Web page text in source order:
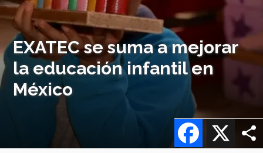
EXATEC se suma a mejorar
la educación infantil en
México
X
Facebook